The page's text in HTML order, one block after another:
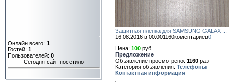
Онлайн всего: 1
Гостей: 1
Пользователей: 0
Сегодня сайт посетило
Защитная плёнка для SAMSUNG GALAX ...
16.08.2016 в 00:001160коментариев0
Цена: 100 руб.
Предложение
Объявление просмотрено: 1160 раз
Категория объявления: Телефоны
Контактная информация